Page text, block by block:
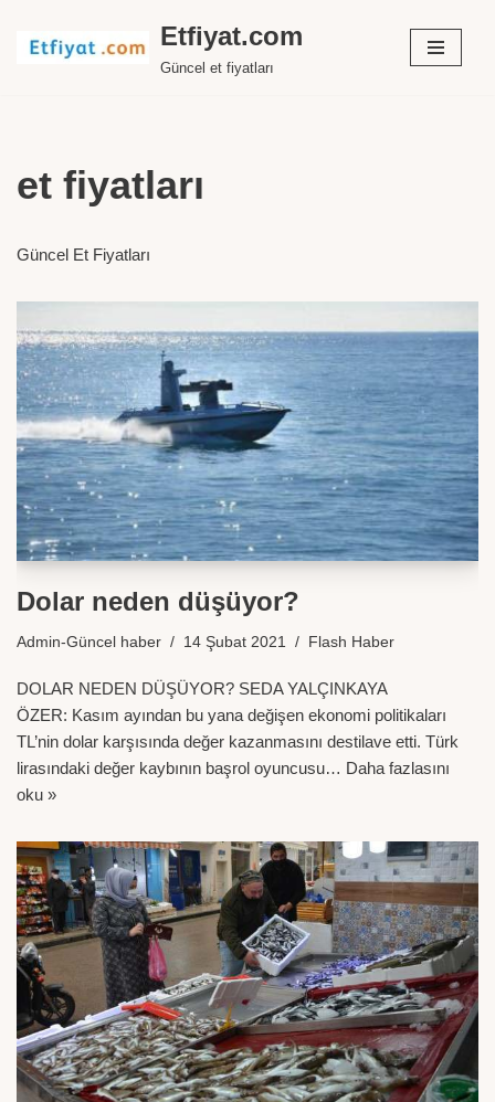
İçeriğe
Etfiyat.com
Güncel et fiyatları
et fiyatları
Güncel Et Fiyatları
Dolar neden düşüyor?
Admin-Güncel haber 14 Şubat 2021 Flash Haber
DOLAR NEDEN DÜŞÜYOR? SEDA YALÇINKAYA
ÖZER: Kasım ayından bu yana değişen ekonomi politikaları
TL’nin dolar karşısında değer kazanmasını destilave etti. Türk
lirasındaki değer kaybının başrol oyuncusu… Daha fazlasını
oku »